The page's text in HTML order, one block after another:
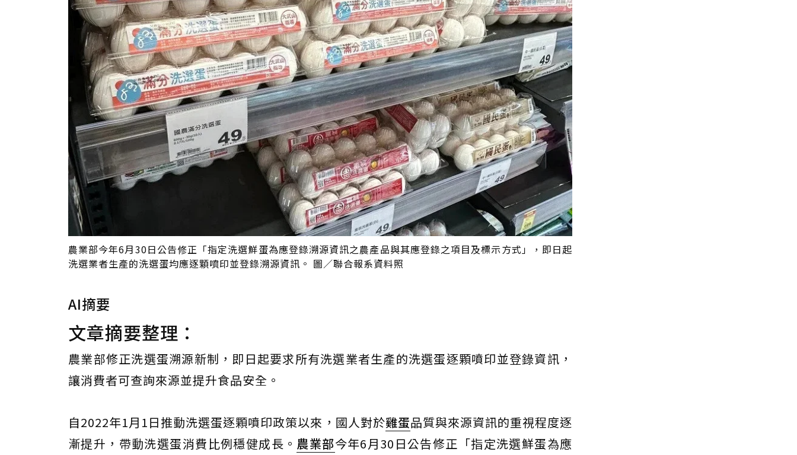
農業部今年6月30日公告修正「指定洗選鮮蛋為應登錄溯源資訊之農產品與其應登錄之項目及標示方式」，即日起
洗選業者生產的洗選蛋均應逐顆噴印並登錄溯源資訊。 圖／聯合報系資料照
AI摘要
文章摘要整理：
農業部修正洗選蛋溯源新制，即日起要求所有洗選業者生產的洗選蛋逐顆噴印並登錄資訊，
讓消費者可查詢來源並提升食品安全。
自2022年1月1日推動洗選蛋逐顆噴印政策以來，國人對於雞蛋品質與來源資訊的重視程度逐
漸提升，帶動洗選蛋消費比例穩健成長。 農業部今年6月30日公告修正「指定洗選鮮蛋為應